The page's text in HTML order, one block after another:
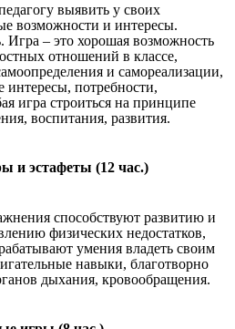
выявить у своих
возможности и интересы.
Игра – это хорошая возможность
отношений в классе,
и самореализации,
интересы, потребности,
игра строиться на принципе
воспитания, развития.
и эстафеты (12 час.)
способствуют развитию и
физических недостатков,
умения владеть своим
навыки, благотворно
дыхания, кровообращения.